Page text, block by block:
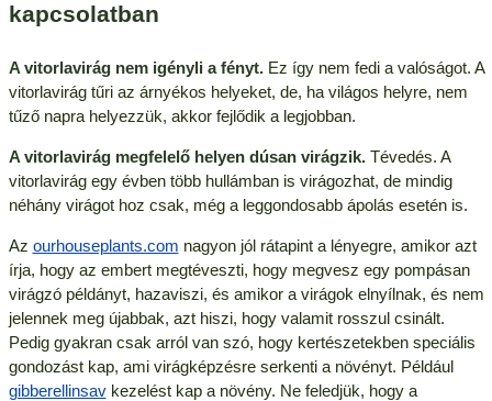
kapcsolatban
A vitorlavirág nem igényli a fényt.Ez így nem fedi a valóságot. A
vitorlavirág tűri az árnyékos helyeket, de, ha világos helyre, nem
tűző napra helyezzük, akkor fejlődik a legjobban.
A vitorlavirág megfelelő helyen dúsan virágzik.Tévedés. A
vitorlavirág egy évben több hullámban is virágozhat, de mindig
néhány virágot hoz csak, még a leggondosabb ápolás esetén is.
Az ourhouseplants.com nagyon jól rátapint a lényegre, amikor azt
írja, hogy az embert megtéveszti, hogy megvesz egy pompásan
virágzó példányt, hazaviszi, és amikor a virágok elnyílnak, és nem
jelennek meg újabbak, azt hiszi, hogy valamit rosszul csinált.
Pedig gyakran csak arról van szó, hogy kertészetekben speciális
gondozást kap, ami virágképzésre serkenti a növényt. Például
gibberellinsavkezelést kap a növény. Ne feledjük, hogy a